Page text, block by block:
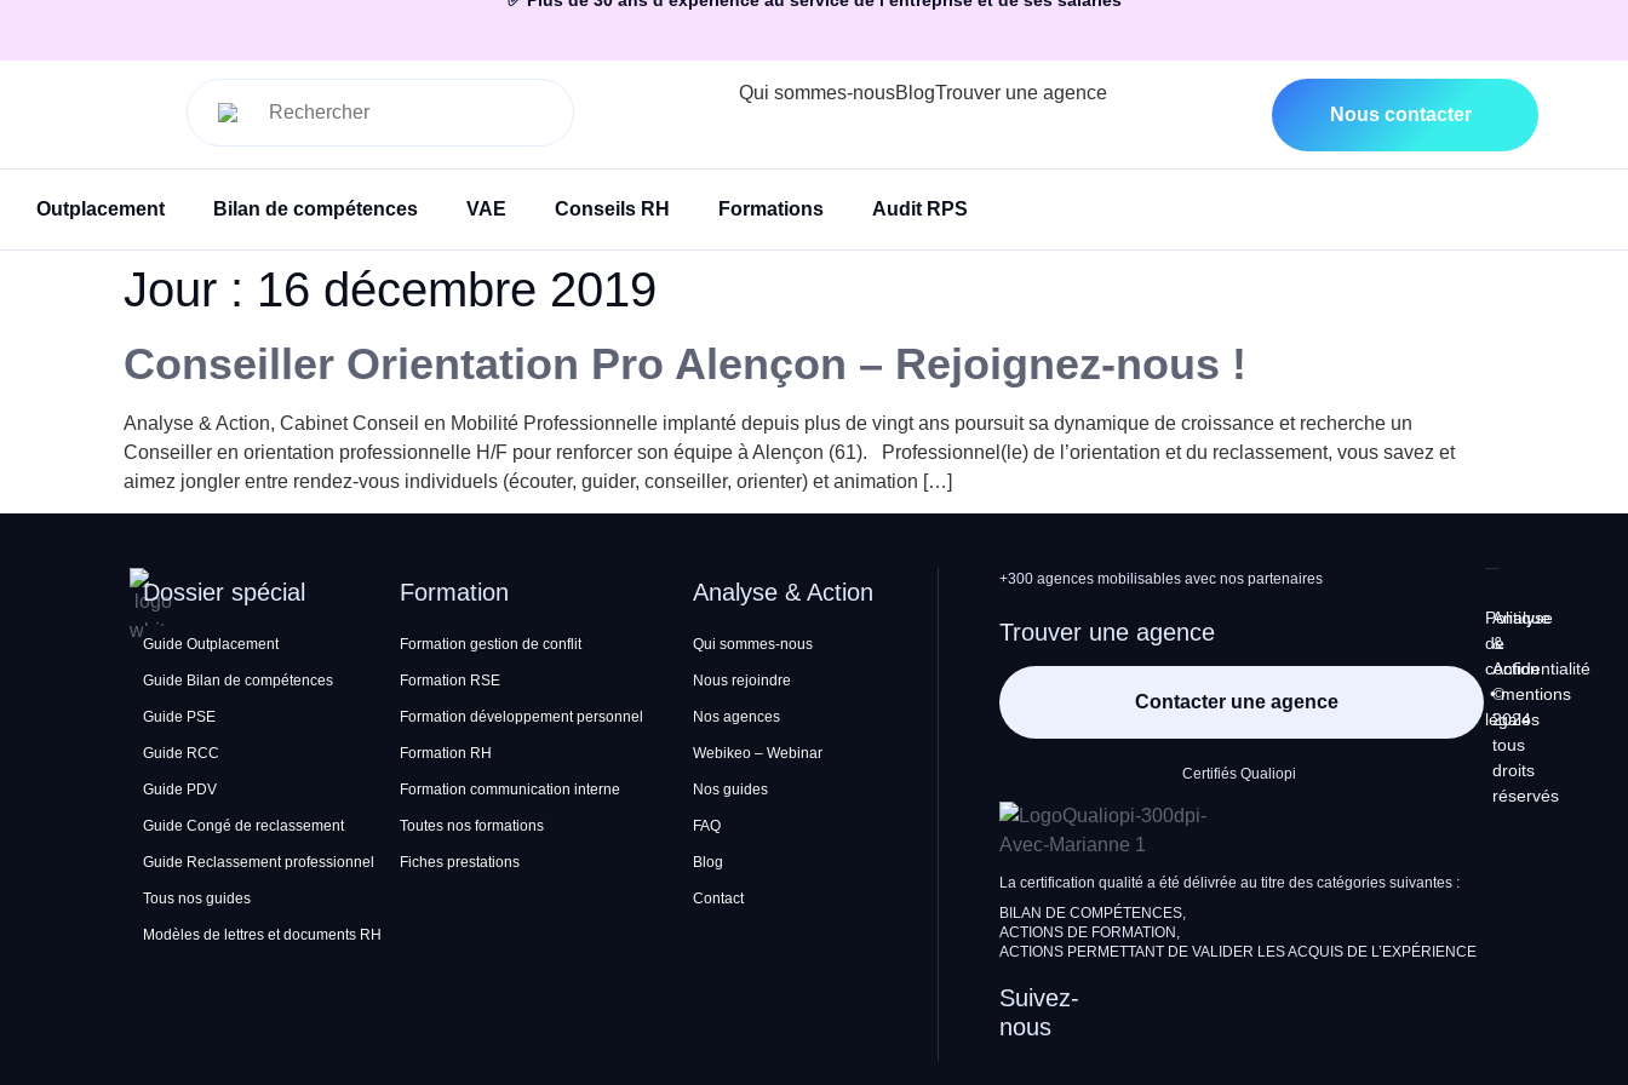
Qui sommes-nousBlogTrouver une agence
Nous contacter
Outplacement Bilan de compétences VAE Conseils RH Formations Audit RPS
Jour : 16 décembre 2019
Conseiller Orientation Pro Alençon – Rejoignez-nous !
Analyse & Action, Cabinet Conseil en Mobilité Professionnelle implanté depuis plus de vingt ans poursuit sa dynamique de croissance et recherche un
Conseiller en orientation professionnelle H/F pour renforcer son équipe à Alençon (61). Professionnel(le) de l’orientation et du reclassement, vous savez et
aimez jongler entre rendez-vous individuels (écouter, guider, conseiller, orienter) et animation […]
Dossier spécial
Guide Outplacement
Guide Bilan de compétences
Guide PSE
Guide RCC
Guide PDV
Guide Congé de reclassement
Guide Reclassement professionnel
Tous nos guides
Modèles de lettres et documents RH
Formation
Formation gestion de conflit
Formation RSE
Formation développement personnel
Formation RH
Formation communication interne
Toutes nos formations
Fiches prestations
Analyse & Action
Qui sommes-nous
Nous rejoindre
Nos agences
Webikeo – Webinar
Nos guides
FAQ
Blog
Contact
+300 agences mobilisables avec nos partenaires
Trouver une agence
Contacter une agence
Certifiés Qualiopi
La certification qualité a été délivrée au titre des catégories suivantes :
BILAN DE COMPÉTENCES,
ACTIONS DE FORMATION,
ACTIONS PERMETTANT DE VALIDER LES ACQUIS DE L’EXPÉRIENCE
Suivez-
nous
Politique
de
confidentialité
•mentions
légales
Analyse
&
Action
©
2024
tous
droits
réservés